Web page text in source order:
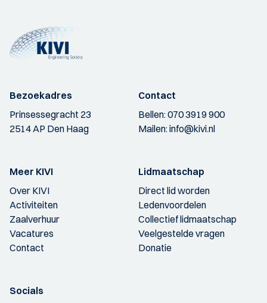
Bezoekadres
Prinsessegracht 23
2514 AP Den Haag
Contact
Bellen:070 3919 900
Mailen:info@kivi.nl
Meer KIVI
Over KIVI
Activiteiten
Zaalverhuur
Vacatures
Contact
Lidmaatschap
Direct lid worden
Ledenvoordelen
Collectief lidmaatschap
Veelgestelde vragen
Donatie
Socials